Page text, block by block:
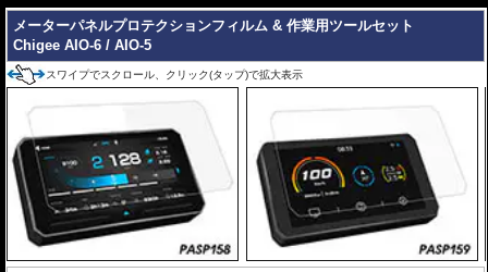
メーターパネルプロテクションフィルム & 作業用ツールセット
Chigee AIO-6 / AIO-5
スワイプでスクロール、クリック(タップ)で拡大表示